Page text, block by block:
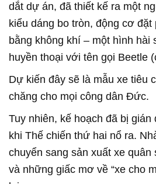
dắt dự án, đã thiết kế ra một
kiểu dáng bo tròn, động cơ
bằng không khí – một hình hài
huyền thoại với tên gọi Beetle
Dự kiến đây sẽ là mẫu xe tiêu
chăng cho mọi công dân Đức.
Tuy nhiên, kế hoạch đã bị gián
khi Thế chiến thứ hai nổ ra.
chuyển sang sản xuất xe
và những giấc mơ về “xe cho